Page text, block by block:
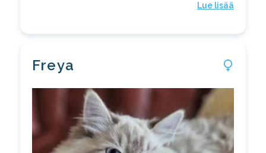
Lue lisää
Freya